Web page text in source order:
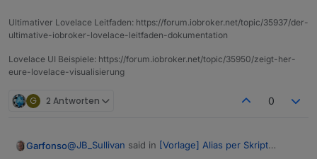
Ultimativer Lovelace Leitfaden: https://forum.iobroker.net/topic/35937/der-
ultimative-iobroker-lovelace-leitfaden-dokumentation
Lovelace UI Beispiele: https://forum.iobroker.net/topic/35950/zeigt-her-
eure-lovelace-visualisierung
G 2 Antworten 0
Garfonso@JB_Sullivan said in [Vorlage] Alias per Skript